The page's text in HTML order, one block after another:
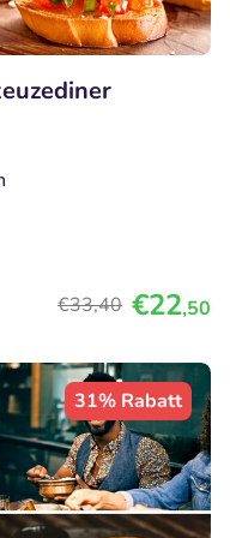
€33,40 €22,50
31% Rabatt